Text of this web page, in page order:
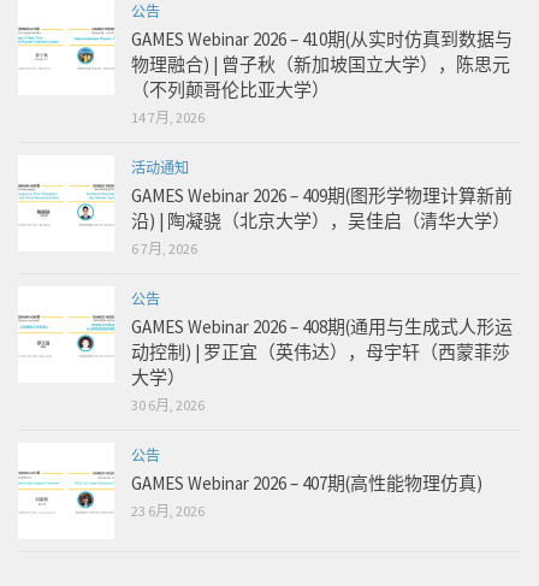
公告
GAMES Webinar 2026 – 410期(从实时仿真到数据与
物理融合) | 曾子秋（新加坡国立大学），陈思元
（不列颠哥伦比亚大学）
14 7月, 2026
活动通知
GAMES Webinar 2026 – 409期(图形学物理计算新前
沿) | 陶凝骁（北京大学），吴佳启（清华大学）
6 7月, 2026
公告
GAMES Webinar 2026 – 408期(通用与生成式人形运
动控制) | 罗正宜（英伟达），母宇轩（西蒙菲莎
大学）
30 6月, 2026
公告
GAMES Webinar 2026 – 407期(高性能物理仿真)
23 6月, 2026